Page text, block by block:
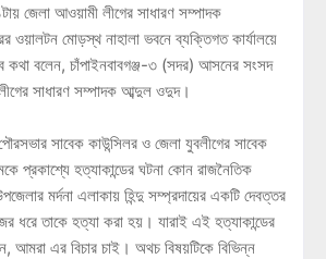
জেলা আওয়ামী লীগের সাধারণ সম্পাদক
ওয়ালটন মোড়স্থ নাহালা ভবনে ব্যক্তিগত কার্যালয়ে
কথা বলেন, চাঁপাইনবাবগঞ্জ-৩ (সদর) আসনের সংসদ
সাধারণ সম্পাদক আব্দুল ওদুদ।
পৌরসভার সাবেক কাউন্সিলর ও জেলা যুবলীগের সাবেক
প্রকাশ্যে হত্যাকান্ডের ঘটনা কোন রাজনৈতিক
মর্দনা এলাকায় হিন্দু সম্প্রদায়ের একটি দেবত্তর
ধরে তাকে হত্যা করা হয়। যারাই এই হত্যাকান্ডের
আমরা এর বিচার চাই। অথচ বিষয়টিকে বিভিন্ন